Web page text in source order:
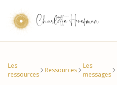
Charlotte Hoefman
Les
ressources
Ressources
Les
messages